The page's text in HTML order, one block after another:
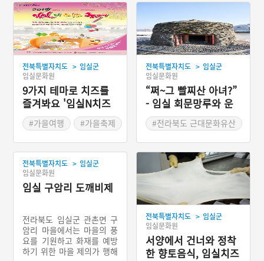
전북특별자치도 > 임실군
임실문화원
9가지 테마로 치즈를
즐겨봐요 '임실N치즈
축제'
#가을여행
#가을축제
전북특별자치도 > 임실군
임실문화원
“쩌~그 빨찌산 아녀?”
- 임실 회문망루와 운
암망루
#전라북도 근대문화유산
전북특별자치도 > 임실군
임실문화원
임실 구암리 도깨비제
전라북도 임실군 관촌면 구
암리 마을에서는 마을의 풍
요를 기원하고 화재를 예방
하기 위한 마을 제의가 행해
전북특별자치도 > 임실군
임실문화원
서양에서 건너와 정착
한 향토음식, 임실치즈